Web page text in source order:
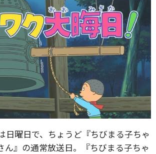
日曜日で、ちょうど『ちびまる子ちゃ
ん』の通常放送日。『ちびまる子ちゃ